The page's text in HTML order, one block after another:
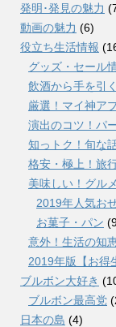
発明･発見の魅力
動画の魅力 (6)
役立ち生活情報
グッズ・セール
飲酒から手を引く
厳選！マイ神ア
演出のコツ！パ
知っトク！旬な
格安・極上！旅
美味しい！グル
2019年人気お
お菓子・パン
意外！生活の知
2019年版【お得
ブルボン大好き
ブルボン最高党
日本の島 (4)